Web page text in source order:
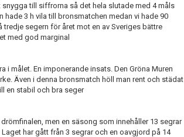
till siffrorna så det hela slutade med 4 måls
3 h vila till bronsmatchen medan vi hade 90
segern för året mot en av Sveriges bättre
med god marginal
i målet. En imponerande insats. Den Gröna Muren
Även i denna bronsmatch höll man rent och städat
en stabil och bra seger
men en säsong som innehåller 13 segrar
har gått från 3 segrar och en oavgjord på 14